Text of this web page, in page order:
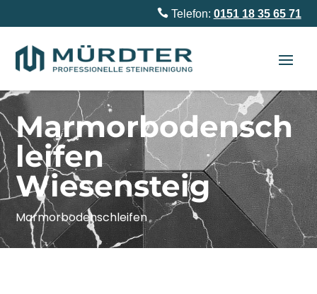
Telefon: 0151 18 35 65 71
Marmorbodensch
leifen
Wiesensteig
Marmorbodenschleifen